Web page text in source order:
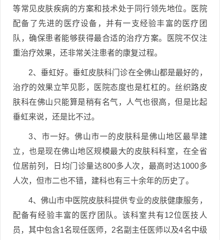
等常见皮肤疾病的方案和技术处于同行领先地位。医院
配备了先进的医疗设备，并有一支经验丰富的医疗团
队，确保患者能够获得最合适的治疗方案。医院不仅注
重治疗效果，还非常关注患者的康复过程。
2、垂虹好。垂虹皮肤科门诊在全佛山都是最好的，
治疗的效果立竿见影，医院态度也是杠杠的。丝织路皮
肤科在佛山只能算是稍有名气，人气也很高，但是比起
垂虹来说，还是比不过。
3、市一好。佛山市一的皮肤科是佛山地区最早建
立，也是现在佛山地区规模最大的皮肤科科室，在全省
位居前列，日均门诊量达800多人次，最高时达1000多
人次，但市二也不错，建科也有三十余年的历史了。
4、佛山市中医院皮肤科提供专业的皮肤健康服务，
配备有经验丰富的医疗团队。该科室共有12位医技人
员，其中包含1名现任医师，2名副主任医师以及4名中级